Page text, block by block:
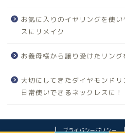
お気に入りのイヤリングを使
スにリメイク
お義母様から譲り受けたリング
大切にしてきたダイヤモンド
日常使いできるネックレスに！
プライバシーポリシー